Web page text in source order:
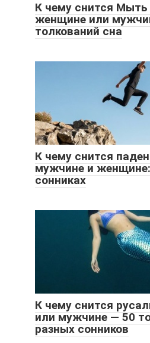
К чему снится
женщине или
толкований сна
К чему снится
мужчине и женщине:
сонниках
К чему снится
или мужчине — 50
разных сонников